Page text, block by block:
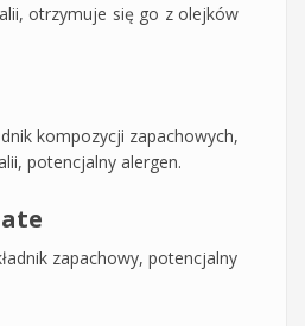
otrzymuje się go z olejków
kompozycji zapachowych,
potencjalny alergen.
zapachowy, potencjalny